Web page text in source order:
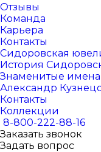
Отзывы
Команда
Карьера
Контакты
Сидоровская
История
Знаменитые
Александр
Контакты
Коллекции
8-800-222-88-16
Заказать звонок
Задать вопрос